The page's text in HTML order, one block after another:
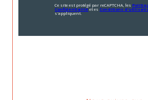
Ce site est protégé par reCAPTCHA, les
Confidentialitéet es Conditions
s'appliquent.